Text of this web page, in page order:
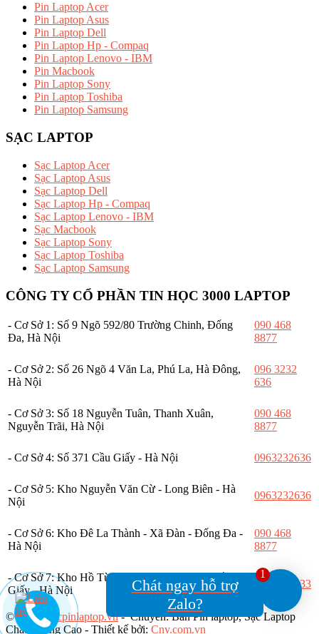
Pin Laptop Acer
Pin Laptop Asus
Pin Laptop Dell
Pin Laptop Hp - Compaq
Pin Laptop Lenovo - IBM
Pin Macbook
Pin Laptop Sony
Pin Laptop Toshiba
Pin Laptop Samsung
SẠC LAPTOP
Sạc Laptop Acer
Sạc Laptop Asus
Sạc Laptop Dell
Sạc Laptop Hp - Compaq
Sạc Laptop Lenovo - IBM
Sạc Macbook
Sạc Laptop Sony
Sạc Laptop Toshiba
Sạc Laptop Samsung
CÔNG TY CỔ PHẦN TIN HỌC 3000 LAPTOP
- Cơ Sở 1: Số 9 Ngõ 592/80 Trường Chinh, Đống
Đa, Hà Nội
090 468
8877
- Cơ Sở 2: Số 26 Ngõ 4 Văn La, Phú La, Hà Đông,
Hà Nội
096 3232
636
- Cơ Sở 3: Số 18 Nguyễn Tuân, Thanh Xuân,
Nguyễn Trãi, Hà Nội
090 468
8877
- Cơ Sở 4: Số 371 Cầu Giấy - Hà Nội 0963232636
- Cơ Sở 5: Kho Nguyễn Văn Cừ - Long Biên - Hà
Nội
0963232636
- Cơ Sở 6: Kho Đê La Thành - Xã Đàn - Đống Đa -
Hà Nội
090 468
8877
- Cơ Sở 7: Kho Hồ Tùng Mậu - Xuân Thủy - Cầu
Giấy - Hà Nội
0328668833
© 2016,Sacpinlaptop.vn- Chuyên: Bán Pin laptop, Sạc Laptop
Chất Lượng Cao - Thiết kế bởi: Cnv.com.vn
1
Chát ngay hỗ trợ
Zalo?